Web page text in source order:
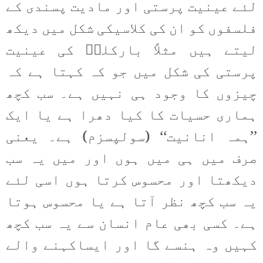
لئے عینیت پرستی اور مادیت پسندی کے
فلسفوں کو ان کی کلاسیکی شکل میں دیکھ
لیتے ہیں مثلاً بارکلےؔ کی عینیت
پرستی کی شکل میں جو کہ کہتا ہے کہ
چیزوں کا وجود ہی نہیں ہے۔ سب کچھ
ہماری حسیات کا کیا دھرا ہے یا ایک
’’ہمہ انانیت‘‘ (سولپسزم) ہے۔ یعنی
صرف میں ہی میں ہوں اور میں یہ سب
دیکھتا اور محسوس کرتا ہوں اسی لئے
یہ سب کچھ نظر آتا ہے یا محسوس ہوتا
ہے۔ کسی بھی عام انسان سے یہ سب کچھ
کہیں وہ ہنسے گا اور ایساکہنے والے